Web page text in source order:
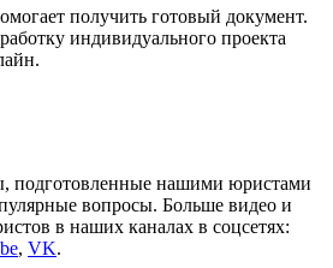
получить готовый документ.
индивидуального проекта
подготовленные нашими юристами
вопросы. Больше видео и
в наших каналах в соцсетях:
, VK.